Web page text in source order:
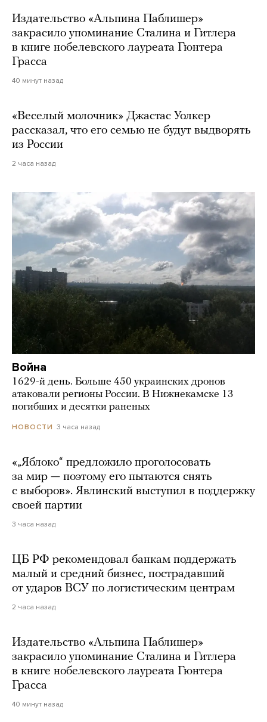
Издательство «Альпина Паблишер»
закрасило упоминание Сталина и Гитлера
в книге нобелевского лауреата Гюнтера
Грасса
40 минут назад
«Веселый молочник» Джастас Уолкер
рассказал, что его семью не будут выдворять
из России
2 часа назад
Война
1629-й день. Больше 450 украинских дронов
атаковали регионы России. В Нижнекамске 13
погибших и десятки раненых
НОВОСТИ 3 часа назад
«„Яблоко“ предложило проголосовать
за мир — поэтому его пытаются снять
с выборов». Явлинский выступил в поддержку
своей партии
3 часа назад
ЦБ РФ рекомендовал банкам поддержать
малый и средний бизнес, пострадавший
от ударов ВСУ по логистическим центрам
2 часа назад
Издательство «Альпина Паблишер»
закрасило упоминание Сталина и Гитлера
в книге нобелевского лауреата Гюнтера
Грасса
40 минут назад